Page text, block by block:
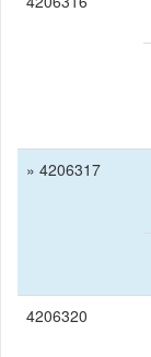
» 4206317
4206320